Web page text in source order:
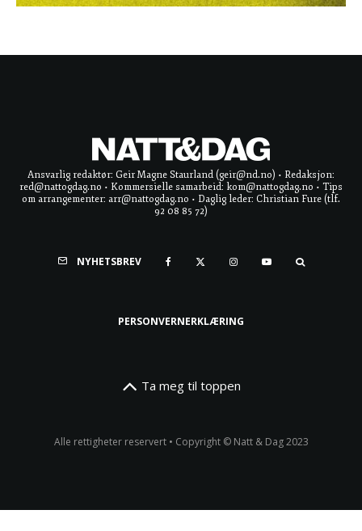
Ansvarlig redaktør: Geir Magne Staurland (geir@nd.no) • Redaksjon:
red@nattogdag.no • Kommersielle samarbeid: kom@nattogdag.no • Tips
om arrangementer: arr@nattogdag.no • Daglig leder: Christian Fure (tlf.
92 08 85 72)
NYHETSBREV
PERSONVERNERKLÆRING
Ta meg til toppen
Alle rettigheter reservert • Copyright © Natt & Dag 2023